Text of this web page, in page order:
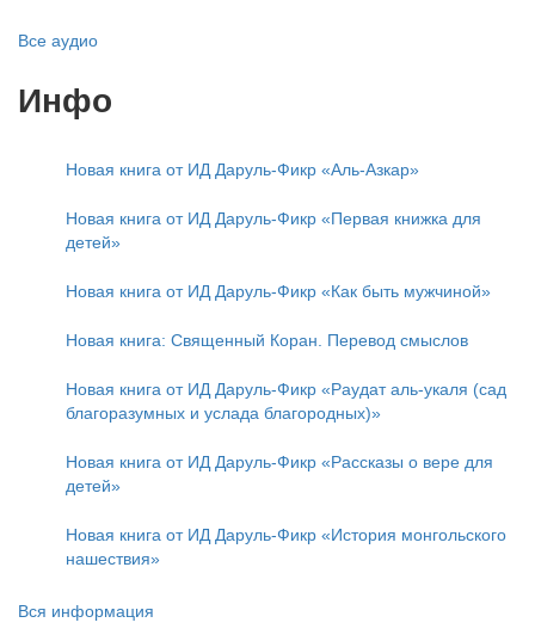
Все аудио
Инфо
Новая книга от ИД Даруль-Фикр «Аль-Азкар»
Новая книга от ИД Даруль-Фикр «Первая книжка для
детей»
Новая книга от ИД Даруль-Фикр «Как быть мужчиной»
Новая книга: Священный Коран. Перевод смыслов
Новая книга от ИД Даруль-Фикр «Раудат аль-укаля (cад
благоразумных и услада благородных)»
Новая книга от ИД Даруль-Фикр «Рассказы о вере для
детей»
Новая книга от ИД Даруль-Фикр «История монгольского
нашествия»
Вся информация